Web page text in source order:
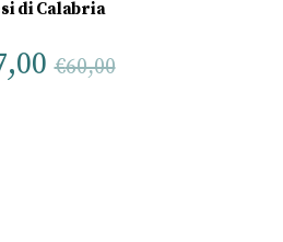
di Calabria
€60,00